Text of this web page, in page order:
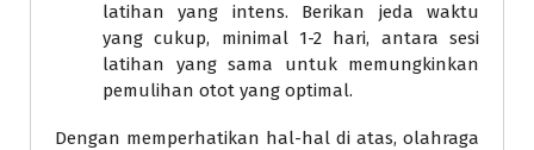
latihan yang intens. Berikan jeda waktu
yang cukup, minimal 1-2 hari, antara sesi
latihan yang sama untuk memungkinkan
pemulihan otot yang optimal.
Dengan memperhatikan hal-hal di atas, olahraga